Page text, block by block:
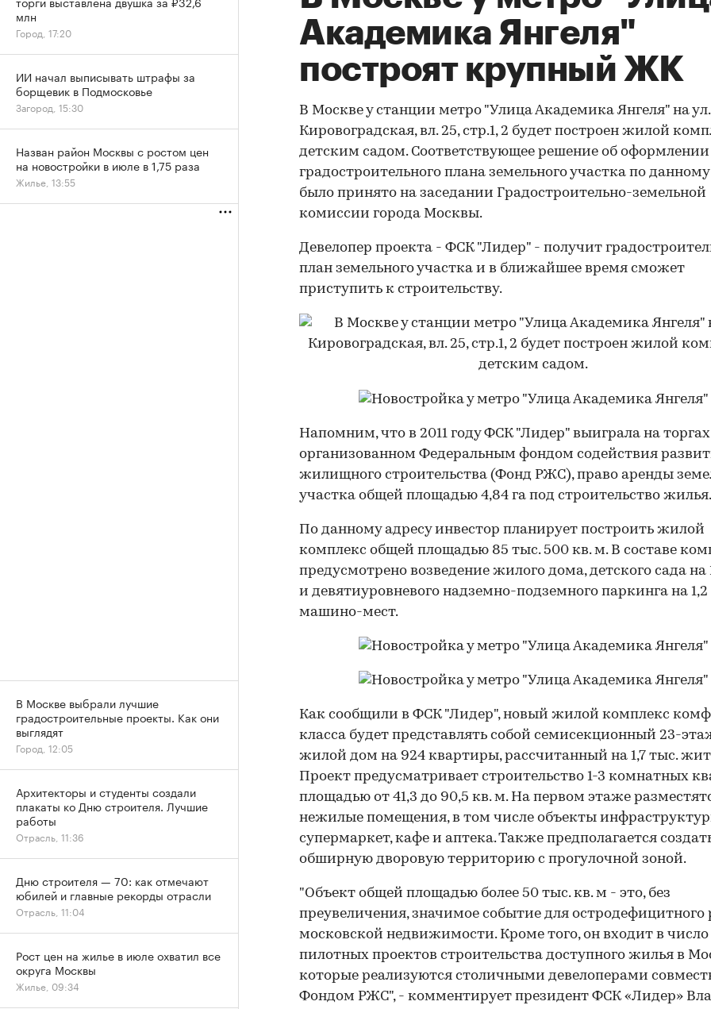
Академика Янгеля"
построят крупный ЖК
В Москве у станции метро "Улица Академика Янгеля" на ул.
Кировоградская, вл. 25, стр.1, 2 будет построен жилой
детским садом. Соответствующее решение об оформлении
градостроительного плана земельного участка по
было принято на заседании Градостроительно-земельной
комиссии города Москвы.
Девелопер проекта - ФСК "Лидер" - получит
план земельного участка и в ближайшее время сможет
приступить к строительству.
Напомним, что в 2011 году ФСК "Лидер" выиграла на
организованном Федеральным фондом содействия
жилищного строительства (Фонд РЖС), право аренды
участка общей площадью 4,84 га под строительство жилья.
По данному адресу инвестор планирует построить жилой
комплекс общей площадью 85 тыс. 500 кв. м. В составе
предусмотрено возведение жилого дома, детского сада на
и девятиуровневого надземно-подземного паркинга на 1,2
машино-мест.
Как сообщили в ФСК "Лидер", новый жилой комплекс
класса будет представлять собой семисекционный 23-
жилой дом на 924 квартиры, рассчитанный на 1,7 тыс.
Проект предусматривает строительство 1-3 комнатных
площадью от 41,3 до 90,5 кв. м. На первом этаже
нежилые помещения, в том числе объекты
супермаркет, кафе и аптека. Также предполагается
обширную дворовую территорию с прогулочной зоной.
"Объект общей площадью более 50 тыс. кв. м - это, без
преувеличения, значимое событие для
московской недвижимости. Кроме того, он входит в число
пилотных проектов строительства доступного жилья в
которые реализуются столичными девелоперами
Фондом РЖС", - комментирует президент ФСК «Лидер»
млн
Город, 17:20
ИИ начал выписывать штрафы за
борщевик в Подмосковье
Загород, 15:30
Назван район Москвы с ростом цен
на новостройки в июле в 1,75 раза
Жилье, 13:55
В Москве выбрали лучшие
градостроительные проекты. Как они
выглядят
Город, 12:05
Архитекторы и студенты создали
плакаты ко Дню строителя. Лучшие
работы
Отрасль, 11:36
Дню строителя — 70: как отмечают
юбилей и главные рекорды отрасли
Отрасль, 11:04
Рост цен на жилье в июле охватил все
округа Москвы
Жилье, 09:34